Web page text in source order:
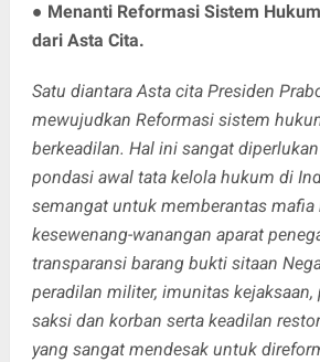
● Menanti Reformasi Sistem
dari Asta Cita.
Satu diantara Asta cita Presiden
mewujudkan Reformasi sistem
berkeadilan. Hal ini sangat
pondasi awal tata kelola hukum di
semangat untuk memberantas mafia
kesewenang-wanangan aparat
transparansi barang bukti sitaan
peradilan militer, imunitas kejaksaan,
saksi dan korban serta keadilan
yang sangat mendesak untuk